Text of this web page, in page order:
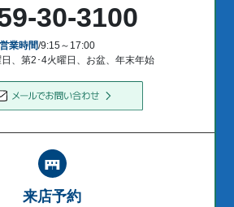
30-3100
営業時間/9:15～17:00
、第2･4火曜日、お盆、年末年始
来店予約